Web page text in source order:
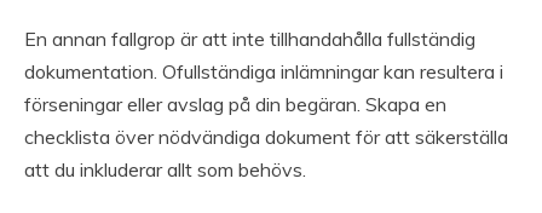
En annan fallgrop är att inte tillhandahålla fullständig
dokumentation. Ofullständiga inlämningar kan resultera i
förseningar eller avslag på din begäran. Skapa en
checklista över nödvändiga dokument för att säkerställa
att du inkluderar allt som behövs.